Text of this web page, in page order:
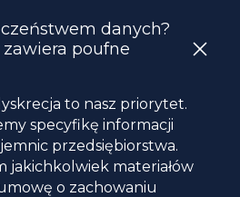
danych?
poufne
to nasz priorytet.
specyfikę informacji
przedsiębiorstwa.
jakichkolwiek materiałów
o zachowaniu